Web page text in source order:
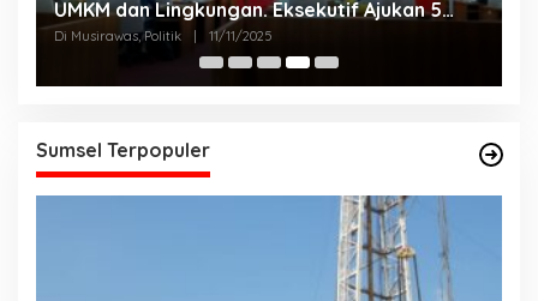
UMKM dan Lingkungan. Eksekutif Ajukan 5
Raperda Strategis.
Di Musirawas, Politik 11/11/2025
Sumsel Terpopuler